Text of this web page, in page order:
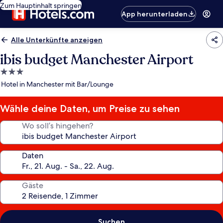
Zum Hauptinhalt springen
App herunterladen
Alle Unterkünfte anzeigen
ibis budget Manchester Airport
3.0-
Sterne-
Hotel in Manchester mit Bar/Lounge
Wähle deine Daten, um Preise zu sehen
Wo soll’s hingehen?
Daten
Gäste